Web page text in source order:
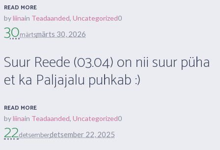
READ MORE
byliinain Teadaanded, Uncategorized0
30märtsmärts 30, 2026
Suur Reede (03.04) on nii suur püha
et ka Paljajalu puhkab :)
READ MORE
byliinain Teadaanded, Uncategorized0
22detsemberdetsember 22, 2025